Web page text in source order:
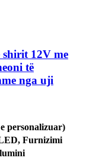
shirit 12V me
të
nga uji
personalizuar)
Furnizimi